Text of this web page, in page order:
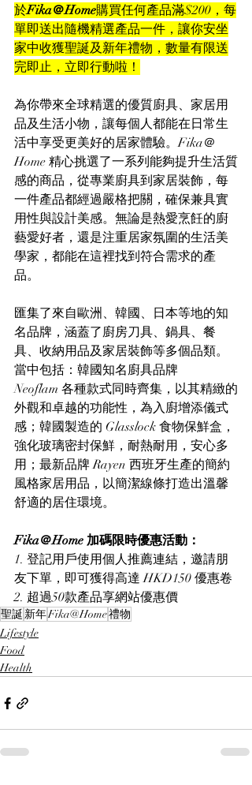
於Fika＠Home購買任何產品滿$200，每
單即送出隨機精選產品一件，讓你安坐
家中收獲聖誕及新年禮物，數量有限送
完即止，立即行動啦！
為你帶來全球精選的優質廚具、家居用
品及生活小物，讓每個人都能在日常生
活中享受更美好的居家體驗。Fika＠
Home 精心挑選了一系列能夠提升生活質
感的商品，從專業廚具到家居裝飾，每
一件產品都經過嚴格把關，確保兼具實
用性與設計美感。無論是熱愛烹飪的廚
藝愛好者，還是注重居家氛圍的生活美
學家，都能在這裡找到符合需求的產
品。
匯集了來自歐洲、韓國、日本等地的知
名品牌，涵蓋了廚房刀具、鍋具、餐
具、收納用品及家居裝飾等多個品類。
當中包括：韓國知名廚具品牌
Neoflam 各種款式同時齊集，以其精緻的
外觀和卓越的功能性，為入廚增添儀式
感；韓國製造的 Glasslock 食物保鮮盒，
強化玻璃密封保鮮，耐熱耐用，安心多
用；最新品牌 Rayen 西班牙生產的簡約
風格家居用品，以簡潔線條打造出溫馨
舒適的居住環境。
Fika＠Home 加碼限時優惠活動：
1. 登記用戶使用個人推薦連結，邀請朋
友下單，即可獲得高達 HKD150 優惠卷
2. 超過50款產品享網站優惠價
聖誕 新年Fika@Home禮物
Lifestyle
Food
Health